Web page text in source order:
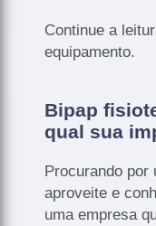
Continue a
equipamento.
Bipap
qual sua
Procurando por
aproveite e
uma empresa